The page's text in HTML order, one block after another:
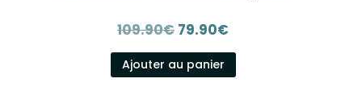
109.90€ Le
initial
était :
79.90€
est :
Ajouter au panier